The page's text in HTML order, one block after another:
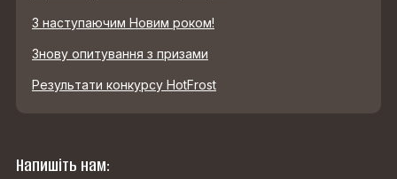
З наступаючим Новим роком!
Знову опитування з призами
Результати конкурсу HotFrost
Напишіть нам: